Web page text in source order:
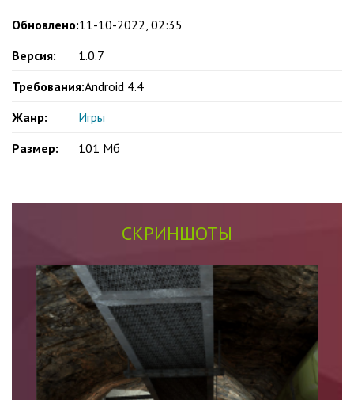
Обновлено:11-10-2022, 02:35
Версия:
1.0.7
Требования:Android 4.4
Жанр:
Игры
Размер:
101 Мб
СКРИНШОТЫ